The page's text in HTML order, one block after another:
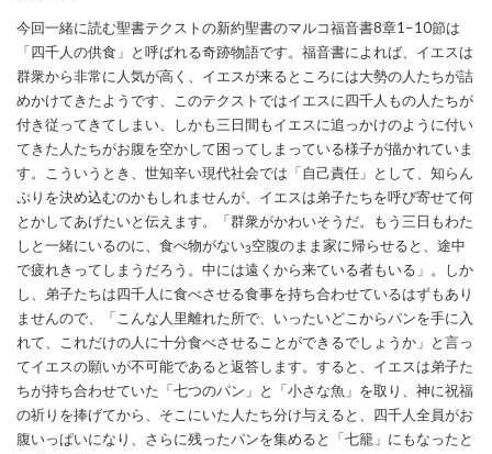
今回一緒に読む聖書テクストの新約聖書のマルコ福音書8章1−10節は
「四千人の供食」と呼ばれる奇跡物語です。福音書によれば、イエスは
群衆から非常に人気が高く、イエスが来るところには大勢の人たちが詰
めかけてきたようです、このテクストではイエスに四千人もの人たちが
付き従ってきてしまい、しかも三日間もイエスに追っかけのように付い
てきた人たちがお腹を空かして困ってしまっている様子が描かれていま
す。こういうとき、世知辛い現代社会では「自己責任」として、知らん
ぷりを決め込むのかもしれませんが、イエスは弟子たちを呼び寄せて何
とかしてあげたいと伝えます。「群衆がかわいそうだ。もう三日もわた
しと一緒にいるのに、食べ物がない3空腹のまま家に帰らせると、途中
で疲れきってしまうだろう。中には遠くから来ている者もいる」。しか
し、弟子たちは四千人に食べさせる食事を持ち合わせているはずもあり
ませんので、「こんな人里離れた所で、いったいどこからパンを手に入
れて、これだけの人に十分食べさせることができるでしょうか」と言っ
てイエスの願いが不可能であると返答します。すると、イエスは弟子た
ちが持ち合わせていた「七つのパン」と「小さな魚」を取り、神に祝福
の祈りを捧げてから、そこにいた人たち分け与えると、四千人全員がお
腹いっぱいになり、さらに残ったパンを集めると「七籠」にもなったと